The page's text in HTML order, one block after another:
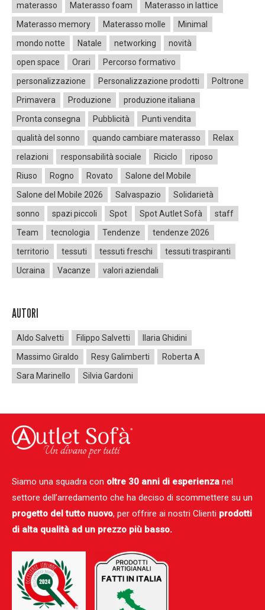
materasso Materasso foam
Materasso in lattice
Materasso memory
Materasso molle
Minimal
mondo notte
Natale networking
novità
open space
Orari
Percorso formativo
personalizzazione
Personalizzazione prodotti
Poltrone
Primavera
Produzione
produzione italiana
Pronta consegna
Pubblicità
Punti vendita
qualità del sonno
quando cambiare materasso
Relax
relazioni
responsabilità sociale Riciclo
riposo
Riuso
Rogno Rovato
Salone del Mobile
Salone del Mobile 2026
Salvaspazio
Solidarietà
sonno
spazi piccoli Spot Spot Autlet Sofà
staff
Team
tecnologia Tendenze
tendenze 2026
territorio
tessuti tessuti freschi
tessuti traspiranti
Ucraina
Vacanze valori aziendali
AUTORI
Aldo Salvetti Filippo Salvetti
Ilaria Ghidini
Massimo Giraldo
Resy Galimberti
Roberta A
Sara Marinello
Silvia Gardoni
Siamo una squadra con oltre 30 anni di esperienza nel
settore dell’arredamento che ha deciso di scommettere su un
progetto del tutto nuovo, per offrire ai nostri Clienti prodotti
di alta qualità ad un prezzo più basso.